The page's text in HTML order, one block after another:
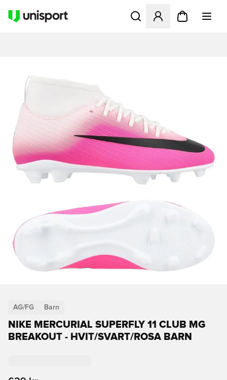
Åpner en Modal for å
AG/FG Barn
NIKE MERCURIAL SUPERFLY 11 CLUB MG
BREAKOUT - HVIT/SVART/ROSA BARN